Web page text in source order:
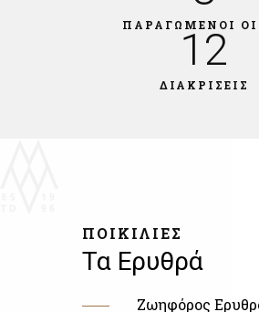
ΠΟΙΚΙΛΙΕΣ
Τα Ερυθρά
Ζωηφόρος
ΠΑΡΑΓΩΜΕΝΟΙ
12
ΔΙΑΚΡΙΣΕΙΣ